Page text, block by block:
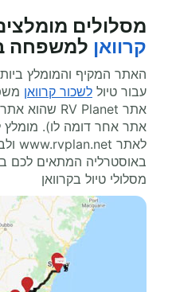
מסלולים
קרוואן למשפחה
האתר המקיף והמומלץ
עבור טיול לשכור קרוואן
אתר RV Planet שהוא אתר
אתר אחר דומה לו). מומלץ
לאתר www.rvplan.net
באוסטרליה המתאים לכם
מסלולי טיול בקרוואן